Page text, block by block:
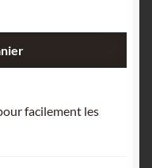
facilement les